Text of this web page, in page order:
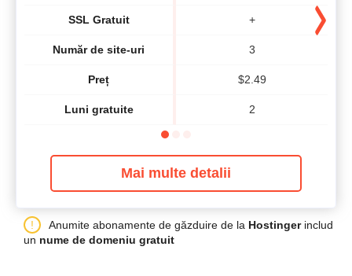
SSL Gratuit
Număr de site-uri
Preț
Luni gratuite
+
3
$2.49
2
Mai multe detalii
Anumite abonamente de găzduire de la Hostingerinclud
un nume de domeniu gratuit